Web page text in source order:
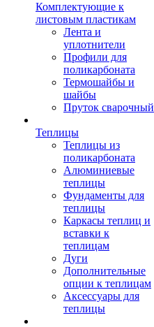
Комплектующие к
листовым пластикам
Лента и
уплотнители
Профили для
поликарбоната
Термошайбы и
шайбы
Пруток сварочный
Теплицы
Теплицы из
поликарбоната
Алюминиевые
теплицы
Фундаменты для
теплицы
Каркасы теплиц и
вставки к
теплицам
Дуги
Дополнительные
опции к теплицам
Аксессуары для
теплицы